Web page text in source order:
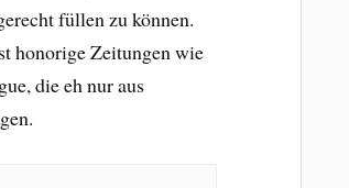
füllen zu können.
honorige Zeitungen wie
die eh nur aus